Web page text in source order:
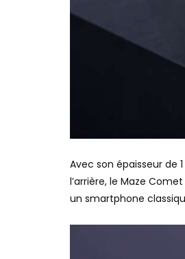
Avec son épaisseur de
l’arrière, le Maze
un smartphone